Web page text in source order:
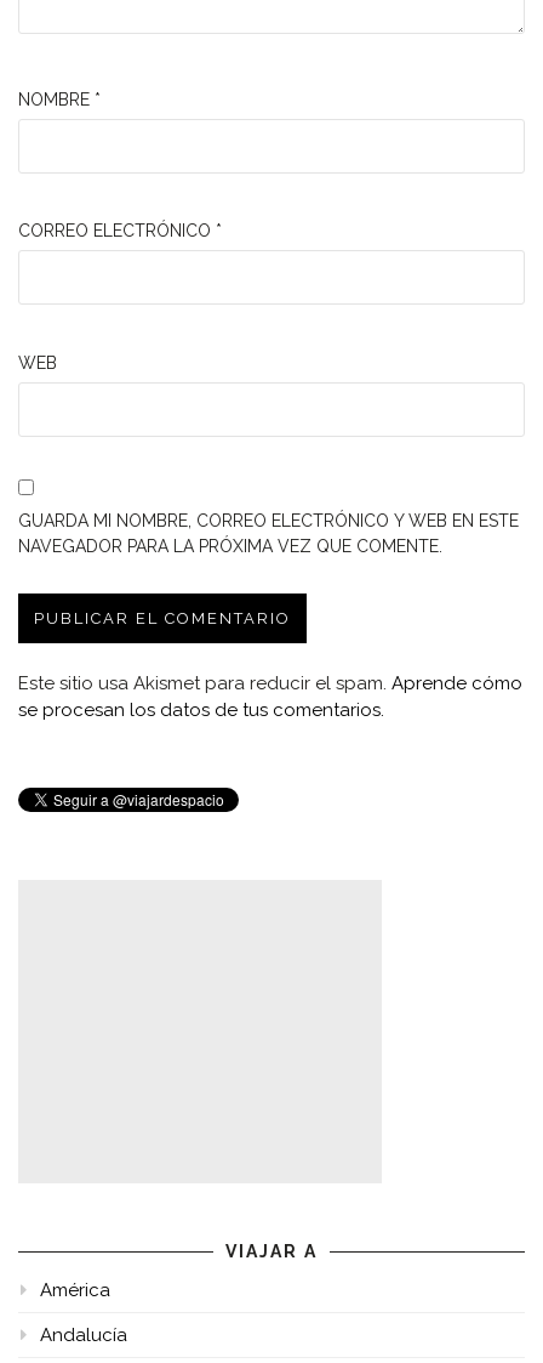
NOMBRE *
CORREO ELECTRÓNICO *
WEB
GUARDA MI NOMBRE, CORREO ELECTRÓNICO Y WEB EN ESTE
NAVEGADOR PARA LA PRÓXIMA VEZ QUE COMENTE.
Este sitio usa Akismet para reducir el spam. Aprende cómo
se procesan los datos de tus comentarios.
VIAJAR A
América
Andalucía